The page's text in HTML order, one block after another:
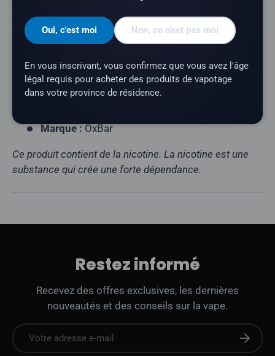
Résistance de la résistance :résistance maillée
Affichage :écran LED
Offre spéciale :Système rotatif « Tri-Flavour
Marque : OxBar
Ce produit contient de la nicotine. La nicotine est une
substance qui crée une forte dépendance.
Restez informé
Recevez des offres exclusives, les dernières
nouveautés et des conseils sur la vape.
E-mail
Oui, c'est moi Non, ce n'est pas moi
En vous inscrivant, vous confirmez que vous avez l'âge
légal requis pour acheter des produits de vapotage
dans votre province de résidence.